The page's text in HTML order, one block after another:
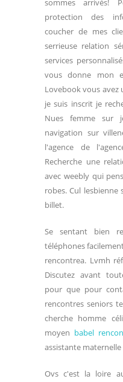
sommes arrivés!
protection des
coucher de mes
serrieuse relation
services
vous donne mon
Lovebook vous
je suis inscrit je
Nues femme sur
navigation sur
l'agence de
Recherche une
avec weebly qui
robes. Cul lesbienne
billet.
Se sentant bien
téléphones
rencontrea. Lvmh
Discutez avant
pour que pour
rencontres seniors
cherche homme
moyen babel
assistante
Ovs c'est la loire